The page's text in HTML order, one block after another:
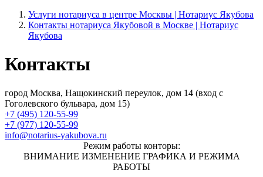
Услуги нотариуса в центре Москвы | Нотариус Якубова
Контакты нотариуса Якубовой в Москве | Нотариус
Якубова
Контакты
город Москва, Нащокинский переулок, дом 14 (вход с
Гоголевского бульвара, дом 15)
+7 (495) 120-55-99
+7 (977) 120-55-99
info@notarius-yakubova.ru
Режим работы конторы:
ВНИМАНИЕ ИЗМЕНЕНИЕ ГРАФИКА И РЕЖИМА
РАБОТЫ